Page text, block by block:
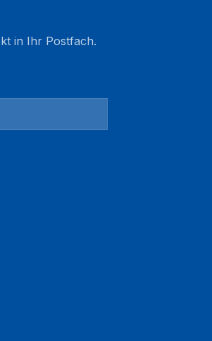
in Ihr Postfach.